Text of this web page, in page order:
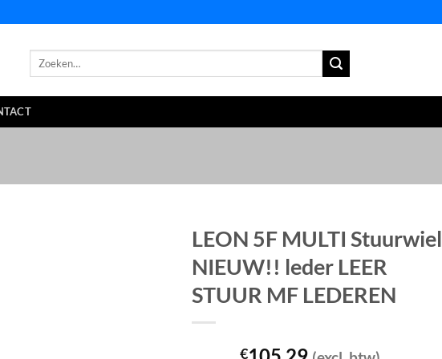
Zoeken
LEON 5F MULTI Stuurwiel
NIEUW!! leder LEER
STUUR MF LEDEREN
€